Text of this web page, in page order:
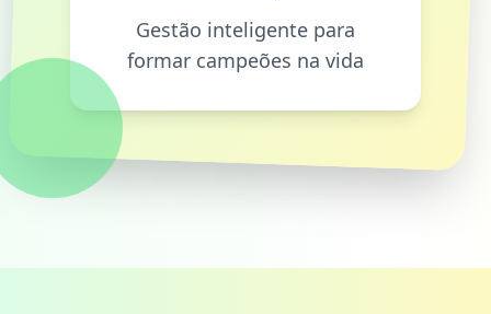
Gestão inteligente para
formar campeões na vida